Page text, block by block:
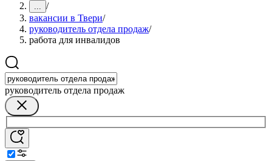
... /
вакансии в Твери/
руководитель отдела продаж/
работа для инвалидов
руководитель отдела продаж